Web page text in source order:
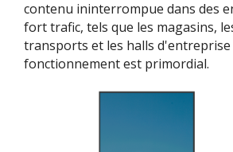
contenu ininterrompue dans des
fort trafic, tels que les magasins,
transports et les halls d'entreprise
fonctionnement est primordial.